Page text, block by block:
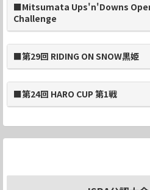
■Mitsumata Ups'n'Downs
Challenge
■第29回 RIDING ON SNOW黒姫
■第24回 HARO CUP 第1戦